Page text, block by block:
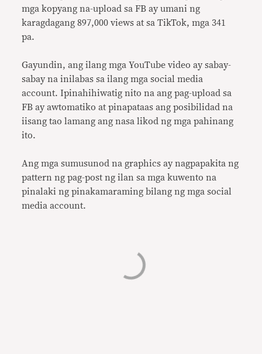
mga kopyang na-upload sa FB ay umani ng
karagdagang 897,000 views at sa TikTok, mga 341
pa.
Gayundin, ang ilang mga YouTube video ay sabay-
sabay na inilabas sa ilang mga social media
account. Ipinahihiwatig nito na ang pag-upload sa
FB ay awtomatiko at pinapataas ang posibilidad na
iisang tao lamang ang nasa likod ng mga pahinang
ito.
Ang mga sumusunod na graphics ay nagpapakita ng
pattern ng pag-post ng ilan sa mga kuwento na
pinalaki ng pinakamaraming bilang ng mga social
media account.